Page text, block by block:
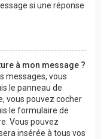
si une réponse
à mon message ?
messages, vous
le panneau de
vous pouvez cocher
le formulaire de
Vous pouvez
insérée à tous vos